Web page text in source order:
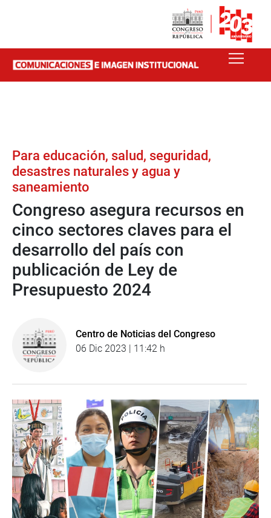
Para educación, salud, seguridad,
desastres naturales y agua y
saneamiento
Congreso asegura recursos en
cinco sectores claves para el
desarrollo del país con
publicación de Ley de
Presupuesto 2024
Centro de Noticias del Congreso
06 Dic 2023 | 11:42 h